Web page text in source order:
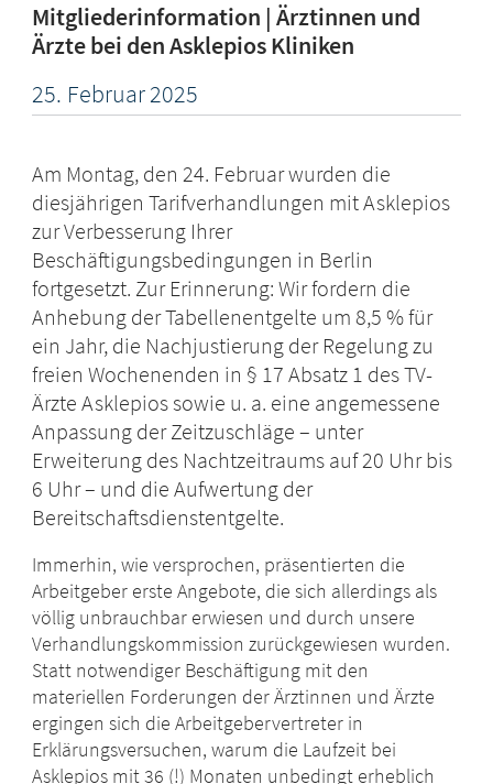
Mitgliederinformation | Ärztinnen und
Ärzte bei den Asklepios Kliniken
25. Februar2025
Am Montag, den 24. Februar wurden die
diesjährigen Tarifverhandlungen mit Asklepios
zur Verbesserung Ihrer
Beschäftigungsbedingungen in Berlin
fortgesetzt. Zur Erinnerung: Wir fordern die
Anhebung der Tabellenentgelte um 8,5 % für
ein Jahr, die Nachjustierung der Regelung zu
freien Wochenenden in § 17 Absatz 1 des TV-
Ärzte Asklepios sowie u. a. eine angemessene
Anpassung der Zeitzuschläge – unter
Erweiterung des Nachtzeitraums auf 20 Uhr bis
6 Uhr – und die Aufwertung der
Bereitschaftsdienstentgelte.
Immerhin, wie versprochen, präsentierten die
Arbeitgeber erste Angebote, die sich allerdings als
völlig unbrauchbar erwiesen und durch unsere
Verhandlungskommission zurückgewiesen wurden.
Statt notwendiger Beschäftigung mit den
materiellen Forderungen der Ärztinnen und Ärzte
ergingen sich die Arbeitgebervertreter in
Erklärungsversuchen, warum die Laufzeit bei
Asklepios mit 36 (!) Monaten unbedingt erheblich